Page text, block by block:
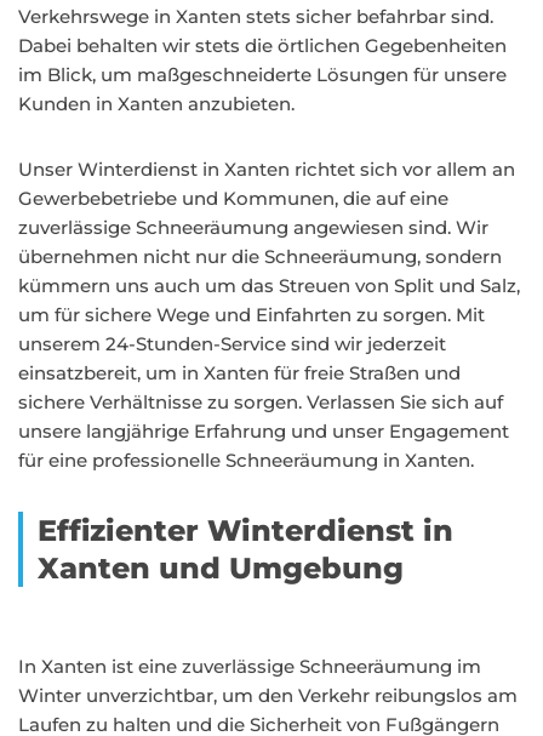
Verkehrswege in Xanten stets sicher befahrbar sind.
Dabei behalten wir stets die örtlichen Gegebenheiten
im Blick, um maßgeschneiderte Lösungen für unsere
Kunden in Xanten anzubieten.
Unser Winterdienst in Xanten richtet sich vor allem an
Gewerbebetriebe und Kommunen, die auf eine
zuverlässige Schneeräumung angewiesen sind. Wir
übernehmen nicht nur die Schneeräumung, sondern
kümmern uns auch um das Streuen von Split und Salz,
um für sichere Wege und Einfahrten zu sorgen. Mit
unserem 24-Stunden-Service sind wir jederzeit
einsatzbereit, um in Xanten für freie Straßen und
sichere Verhältnisse zu sorgen. Verlassen Sie sich auf
unsere langjährige Erfahrung und unser Engagement
für eine professionelle Schneeräumung in Xanten.
Effizienter Winterdienst in
Xanten und Umgebung
In Xanten ist eine zuverlässige Schneeräumung im
Winter unverzichtbar, um den Verkehr reibungslos am
Laufen zu halten und die Sicherheit von Fußgängern